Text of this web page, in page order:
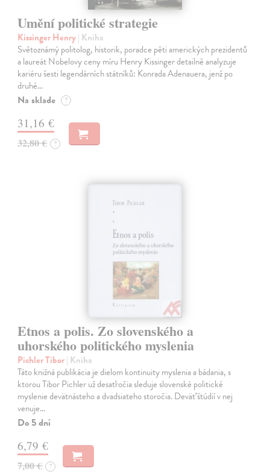
Umění politické strategie
Kissinger Henry| Kniha
Světoznámý politolog, historik, poradce pěti amerických prezidentů
a laureát Nobelovy ceny míru Henry Kissinger detailně analyzuje
kariéru šesti legendárních státníků: Konrada Adenauera, jenž po
druhé…
Na sklade ?
31,16 €
32,80 € ?
Etnos a polis. Zo slovenského a
uhorského politického myslenia
Pichler Tibor| Kniha
Táto knižná publikácia je dielom kontinuity myslenia a bádania, s
ktorou Tibor Pichler už desaťročia sleduje slovenské politické
myslenie devätnásteho a dvadsiateho storočia. Deväť štúdií v nej
venuje…
Do 5 dní
6,79 €
7,00 € ?